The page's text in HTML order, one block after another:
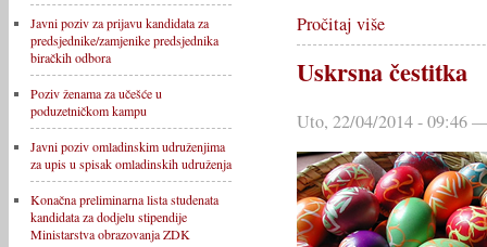
Javni poziv za prijavu kandidata za
predsjednike/zamjenike predsjednika
biračkih odbora
Poziv ženama za učešće u
poduzetničkom kampu
Javni poziv omladinskim udruženjima
za upis u spisak omladinskih udruženja
Konačna preliminarna lista studenata
kandidata za dodjelu stipendije
Ministarstva obrazovanja ZDK
Pročitaj više
Uskrsna čestitka
Uto, 22/04/2014 - 09:46